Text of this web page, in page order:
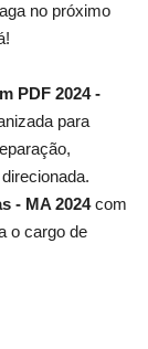
no próximo
PDF 2024 -
para
- MA 2024com
o cargo de